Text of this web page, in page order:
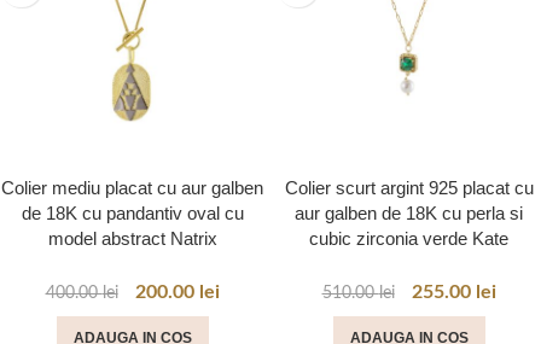
Colier mediu placat cu aur galben
de 18K cu pandantiv oval cu
model abstract Natrix
400.00lei 200.00 lei
ADAUGA IN COS
Colier scurt argint 925 placat cu
aur galben de 18K cu perla si
cubic zirconia verde Kate
510.00lei 255.00 lei
ADAUGA IN COS